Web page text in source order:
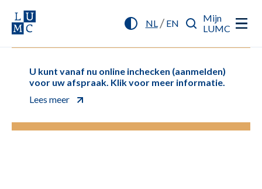
NL/ EN
Mijn
LUMC
U kunt vanaf nu online inchecken (aanmelden)
voor uw afspraak. Klik voor meer informatie.
Lees meer